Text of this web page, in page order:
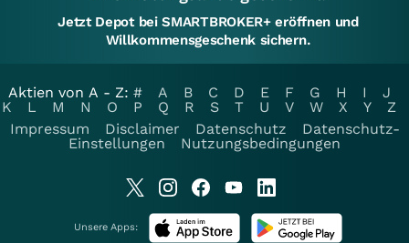
Jetzt Depot bei SMARTBROKER+ eröffnen und
Willkommensgeschenk sichern.
Aktien von A - Z: # A B C D E F G H I
J
K
L M N O P Q R S T U V W X Y
Z
Impressum
Disclaimer Datenschutz
Datenschutz-
Einstellungen
Nutzungsbedingungen
Unsere Apps: